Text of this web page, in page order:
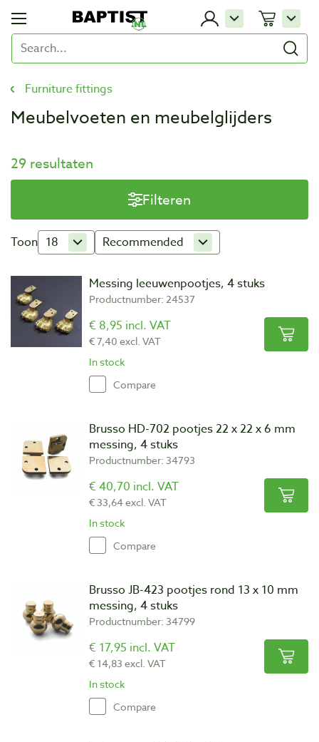
Furniture fittings
Meubelvoeten en meubelglijders
29 resultaten
Filteren
Toon 18 Recommended
Messing leeuwenpootjes, 4 stuks
Productnumber: 24537
€ 8,95 incl. VAT
€ 7,40 excl. VAT
In stock
Compare
Brusso HD-702 pootjes 22 x 22 x 6 mm
messing, 4 stuks
Productnumber: 34793
€ 40,70 incl. VAT
€ 33,64 excl. VAT
In stock
Compare
Brusso JB-423 pootjes rond 13 x 10 mm
messing, 4 stuks
Productnumber: 34799
€ 17,95 incl. VAT
€ 14,83 excl. VAT
In stock
Compare